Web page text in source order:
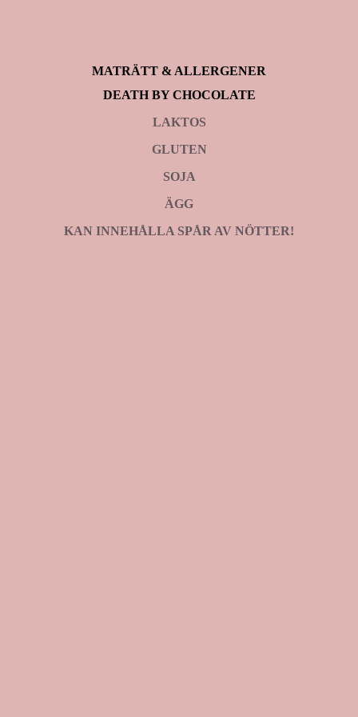
MATRÄTT & ALLERGENER
DEATH BY CHOCOLATE
LAKTOS
GLUTEN
SOJA
ÄGG
KAN INNEHÅLLA SPÅR AV NÖTTER!